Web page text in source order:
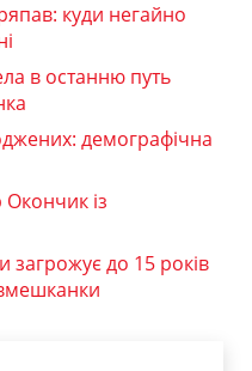
куди негайно
в останню путь
демографічна
Окончик із
загрожує до 15 років